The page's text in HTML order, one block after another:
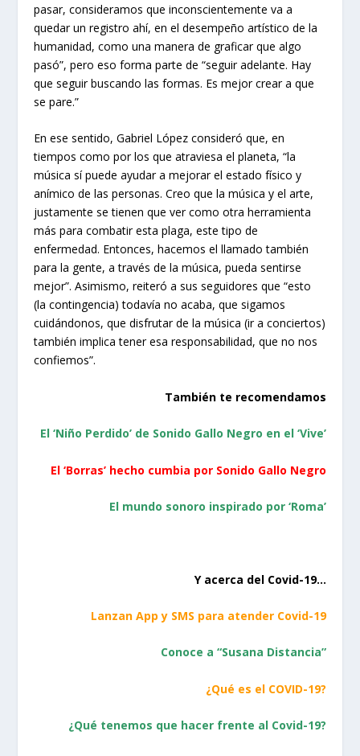
pasar, consideramos que inconscientemente va a
quedar un registro ahí, en el desempeño artístico de la
humanidad, como una manera de graficar que algo
pasó”, pero eso forma parte de “seguir adelante. Hay
que seguir buscando las formas. Es mejor crear a que
se pare.”
En ese sentido, Gabriel López consideró que, en
tiempos como por los que atraviesa el planeta, “la
música sí puede ayudar a mejorar el estado físico y
anímico de las personas. Creo que la música y el arte,
justamente se tienen que ver como otra herramienta
más para combatir esta plaga, este tipo de
enfermedad. Entonces, hacemos el llamado también
para la gente, a través de la música, pueda sentirse
mejor”. Asimismo, reiteró a sus seguidores que “esto
(la contingencia) todavía no acaba, que sigamos
cuidándonos, que disfrutar de la música (ir a conciertos)
también implica tener esa responsabilidad, que no nos
confiemos”.
También te recomendamos
El ‘Niño Perdido’ de Sonido Gallo Negro en el ‘Vive’
El ‘Borras’ hecho cumbia por Sonido Gallo Negro
El mundo sonoro inspirado por ‘Roma’
Y acerca del Covid-19…
Lanzan App y SMS para atender Covid-19
Conoce a “Susana Distancia”
¿Qué es el COVID-19?
¿Qué tenemos que hacer frente al Covid-19?